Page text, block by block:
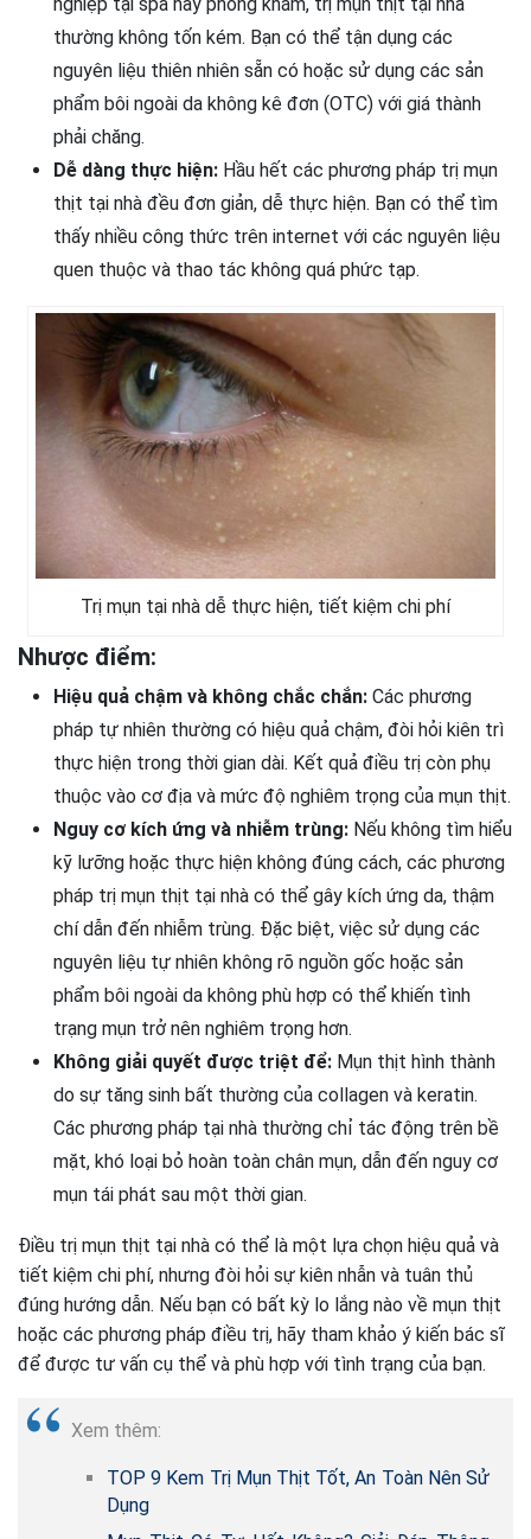
thường không tốn kém. Bạn có thể tận dụng các
nguyên liệu thiên nhiên sẵn có hoặc sử dụng các sản
phẩm bôi ngoài da không kê đơn (OTC) với giá thành
phải chăng.
Dễ dàng thực hiện: Hầu hết các phương pháp trị mụn
thịt tại nhà đều đơn giản, dễ thực hiện. Bạn có thể tìm
thấy nhiều công thức trên internet với các nguyên liệu
quen thuộc và thao tác không quá phức tạp.
Trị mụn tại nhà dễ thực hiện, tiết kiệm chi phí
Nhược điểm:
Hiệu quả chậm và không chắc chắn: Các phương
pháp tự nhiên thường có hiệu quả chậm, đòi hỏi kiên trì
thực hiện trong thời gian dài. Kết quả điều trị còn phụ
thuộc vào cơ địa và mức độ nghiêm trọng của mụn thịt.
Nguy cơ kích ứng và nhiễm trùng: Nếu không tìm hiểu
kỹ lưỡng hoặc thực hiện không đúng cách, các phương
pháp trị mụn thịt tại nhà có thể gây kích ứng da, thậm
chí dẫn đến nhiễm trùng. Đặc biệt, việc sử dụng các
nguyên liệu tự nhiên không rõ nguồn gốc hoặc sản
phẩm bôi ngoài da không phù hợp có thể khiến tình
trạng mụn trở nên nghiêm trọng hơn.
Không giải quyết được triệt để: Mụn thịt hình thành
do sự tăng sinh bất thường của collagen và keratin.
Các phương pháp tại nhà thường chỉ tác động trên bề
mặt, khó loại bỏ hoàn toàn chân mụn, dẫn đến nguy cơ
mụn tái phát sau một thời gian.
Điều trị mụn thịt tại nhà có thể là một lựa chọn hiệu quả và
tiết kiệm chi phí, nhưng đòi hỏi sự kiên nhẫn và tuân thủ
đúng hướng dẫn. Nếu bạn có bất kỳ lo lắng nào về mụn thịt
hoặc các phương pháp điều trị, hãy tham khảo ý kiến bác sĩ
để được tư vấn cụ thể và phù hợp với tình trạng của bạn.
Xem thêm:
TOP 9 Kem Trị Mụn Thịt Tốt, An Toàn Nên Sử
Dụng